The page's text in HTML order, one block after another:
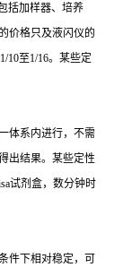
括加样器、培养
价格只及液闪仪的
1/10至1/16。某些定
体系内进行，不需
出结果。某些定性
试剂盒，数分钟时
件下相对稳定，可